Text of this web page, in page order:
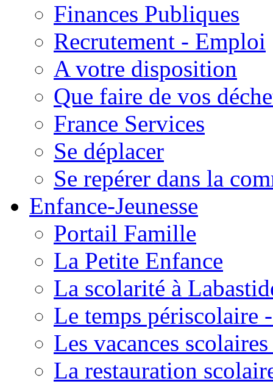
Finances Publiques
Recrutement - Emploi
A votre disposition
Que faire de vos
France Services
Se déplacer
Se repérer dans la
Enfance-Jeunesse
Portail Famille
La Petite Enfance
La scolarité à
Le temps périscolaire
Les vacances
La restauration